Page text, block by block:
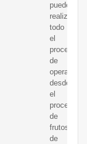
puede
realizar
todo
el
proceso
de
operación
desde
el
de
frutos
de